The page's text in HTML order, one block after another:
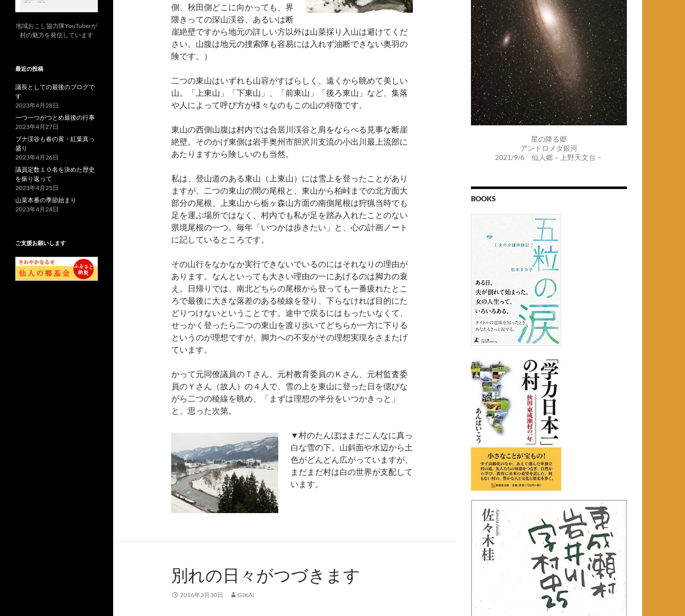
側、秋田側どこに向かっても、界
隈きっての深山渓谷、あるいは断
崖絶壁ですから地元の詳しい方以外は山菜採り入山は避けてくだ
さい。山腹は地元の捜索隊も容易には入れず油断できない奥羽の
険です。）
二つの東山はいずれも山容がすばらしく、遠くから眺めて美しい
山。「上東山」「下東山」、「前東山」「後ろ東山」など、集落
や人によって呼び方が様々なのもこの山の特徴です。
東山の西側山腹は村内では合居川渓谷と肩をならべる見事な断崖
絶壁。そのかげ東側は岩手奥州市胆沢川支流の小出川最上流部に
あたりますから険しいのも当然。
私は、登山道のある東山（上東山）には雪上を登ったことがあり
ますが、二つの東山の間の尾根と、東山から柏峠までの北方面大
部分の尾根、上東山から栃ヶ森山方面の南側尾根は狩猟当時でも
足を運ぶ場所ではなく、村内でも私が足を踏み入れたことのない
県境尾根の一つ。毎年「いつかは歩きたい」と、心の計画ノート
に記しているところです。
その山行をなかなか実行できないでいるのにはそれなりの理由が
あります。なんといっても大きい理由の一にあげるのは脚力の衰
え。日帰りでは、南北どちらの尾根から登っても一番疲れたとこ
ろで最後に大きな落差のある稜線を登り、下らなければ目的にた
どりつけないということです。途中で戻るにはもったいなくて、
せっかく登ったら二つの東山を渡り歩いてどちらか一方に下りる
というのが理想ですが、脚力への不安がその理想実現をさまたげ
ています。
かって元同僚議員のＴさん、元村教育委員のＫさん、元村監査委
員のＹさん（故人）の４人で、雪の上を東山に登った日を偲びな
がら二つの稜線を眺め、「まずは理想の半分をいつかきっと」
と、思った次第。
▼村のたんぼはまだこんなに真っ
白な雪の下。山斜面や水辺から土
色がどんどん広がっていますが、
まだまだ村は白の世界が支配して
います。
別れの日々がつづきます
2016年3月30日 GIKAI
星の降る郷
アンドロメダ銀河
2021/9/6 仙人郷－上野天文台－
BOOKS
地域おこし協力隊YouTuberが
村の魅力を発信しています
最近の投稿
議長としての最後のブログで
す
2023年4月28日
一つ一つがつとめ最後の行事
2023年4月27日
ブナ渓谷も春の黄・紅葉真っ
盛り
2023年4月26日
議員定数１０名を決めた歴史
を振り返って
2023年4月25日
山菜本番の季節始まり
2023年4月24日
ご支援お願いします